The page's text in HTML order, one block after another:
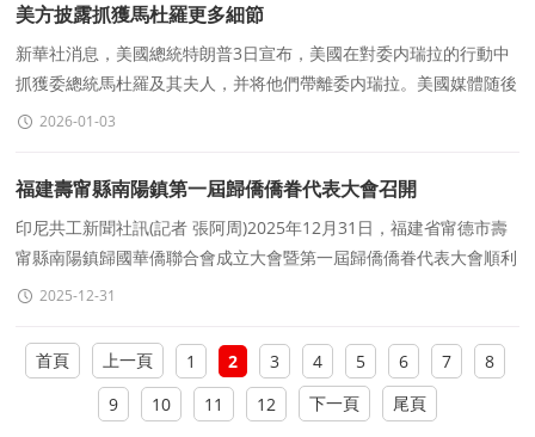
美方披露抓獲馬杜羅更多細節
新華社消息，美國總統特朗普3日宣布，美國在對委内瑞拉的行動中
抓獲委總統馬杜羅及其夫人，并将他們帶離委内瑞拉。美國媒體随後
披露了此次行動的更多細節。美國哥倫比亞廣播公司
2026-01-03
福建壽甯縣南陽鎮第一屆歸僑僑眷代表大會召開
印尼共工新聞社訊(記者 張阿周)2025年12月31日，福建省甯德市壽
甯縣南陽鎮歸國華僑聯合會成立大會暨第一屆歸僑僑眷代表大會順利
召開，标志着南陽鎮僑務工作邁入新的發展階段。
2025-12-31
首頁 上一頁 1 2 3 4 5 6 7
8
9
10 11 12 下一頁 尾頁